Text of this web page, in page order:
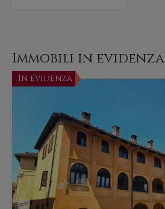
Immobili in evidenza
In evidenza